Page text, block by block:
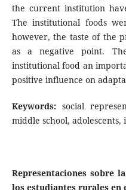
the current institution
The institutional foods
however, the taste of the
as a negative point.
institutional food an
positive influence on
Keywords:social
middle school,
Representaciones sobre
los estudiantes rurales